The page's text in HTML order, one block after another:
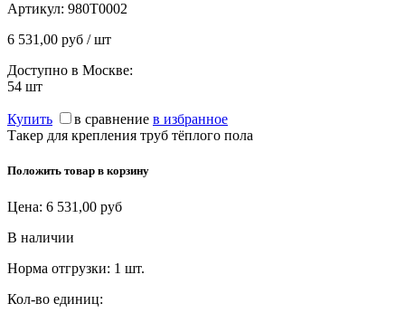
Артикул: 980T0002
6 531,00 руб / шт
Доступно в Москве:
54 шт
Купить в сравнение в избранное
Такер для крепления труб тёплого пола
Положить товар в корзину
Цена: 6 531,00 руб
В наличии
Норма отгрузки: 1 шт.
Кол-во единиц: